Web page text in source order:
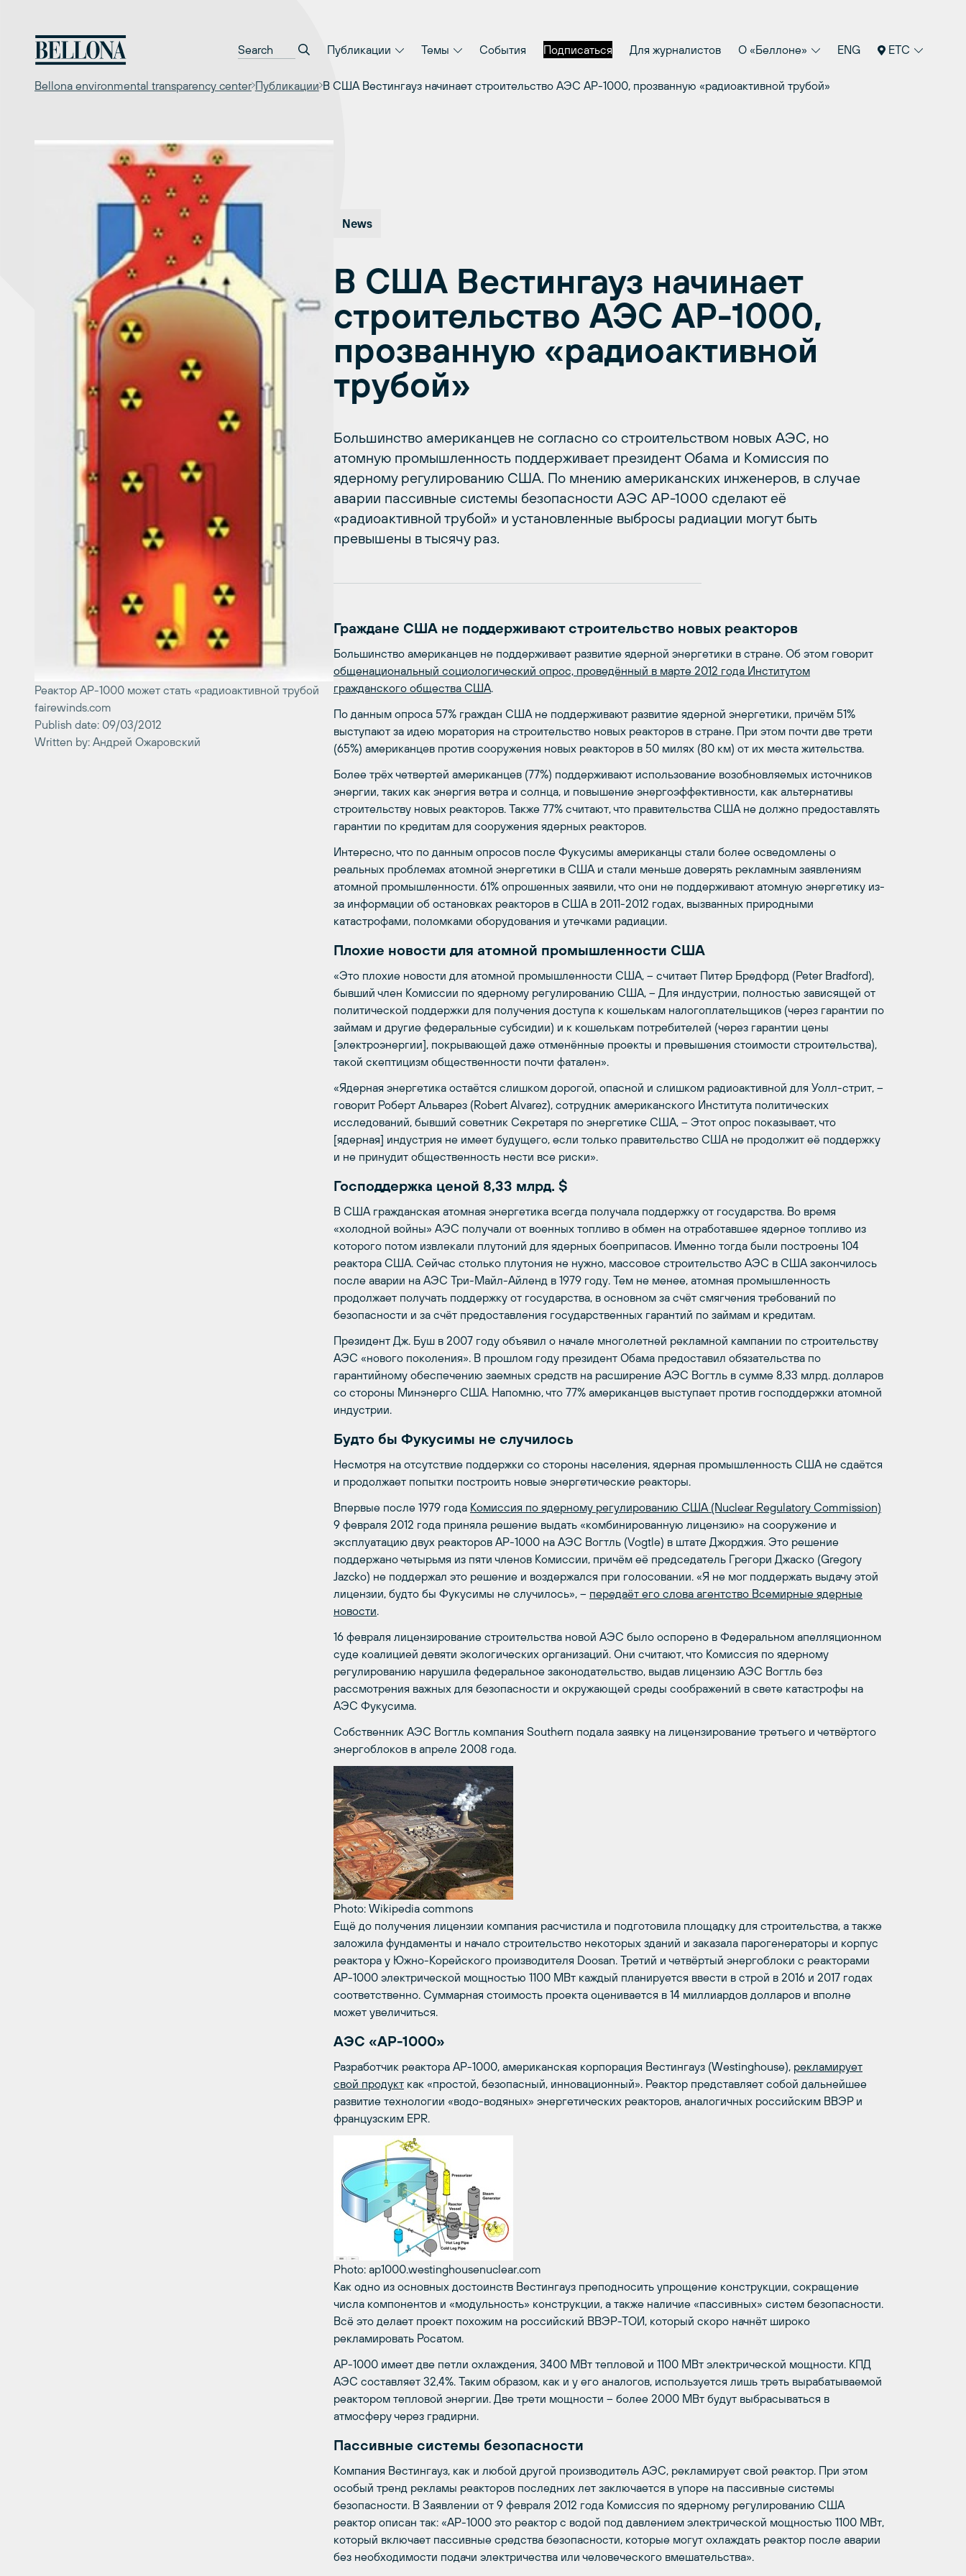
содержимому
Публикации Темы События Подписаться Для журналистов О «Беллоне» ENG ETC
Bellona environmental transparency center Публикации В США Вестингауз начинает строительство АЭС АР-1000, прозванную «радиоактивной трубой»
Реактор АР-1000 может стать «радиоактивной трубой
fairewinds.com
Publish date: 09/03/2012
Written by: Андрей Ожаровский
News
В США Вестингауз начинает
строительство АЭС АР-1000,
прозванную «радиоактивной
трубой»
Большинство американцев не согласно со строительством новых АЭС, но
атомную промышленность поддерживает президент Обама и Комиссия по
ядерному регулированию США. По мнению американских инженеров, в случае
аварии пассивные системы безопасности АЭС АР-1000 сделают её
«радиоактивной трубой» и установленные выбросы радиации могут быть
превышены в тысячу раз.
Граждане США не поддерживают строительство новых реакторов
Большинство американцев не поддерживает развитие ядерной энергетики в стране. Об этом говорит
общенациональный социологический опрос, проведённый в марте 2012 года Институтом
гражданского общества США.
По данным опроса 57% граждан США не поддерживают развитие ядерной энергетики, причём 51%
выступают за идею моратория на строительство новых реакторов в стране. При этом почти две трети
(65%) американцев против сооружения новых реакторов в 50 милях (80 км) от их места жительства.
Более трёх четвертей американцев (77%) поддерживают использование возобновляемых источников
энергии, таких как энергия ветра и солнца, и повышение энергоэффективности, как альтернативы
строительству новых реакторов. Также 77% считают, что правительства США не должно предоставлять
гарантии по кредитам для сооружения ядерных реакторов.
Интересно, что по данным опросов после Фукусимы американцы стали более осведомлены о
реальных проблемах атомной энергетики в США и стали меньше доверять рекламным заявлениям
атомной промышленности. 61% опрошенных заявили, что они не поддерживают атомную энергетику из-
за информации об остановках реакторов в США в 2011-2012 годах, вызванных природными
катастрофами, поломками оборудования и утечками радиации.
Плохие новости для атомной промышленности США
«Это плохие новости для атомной промышленности США, – считает Питер Бредфорд (Peter Bradford),
бывший член Комиссии по ядерному регулированию США, – Для индустрии, полностью зависящей от
политической поддержки для получения доступа к кошелькам налогоплательщиков (через гарантии по
займам и другие федеральные субсидии) и к кошелькам потребителей (через гарантии цены
[электроэнергии], покрывающей даже отменённые проекты и превышения стоимости строительства),
такой скептицизм общественности почти фатален».
«Ядерная энергетика остаётся слишком дорогой, опасной и слишком радиоактивной для Уолл-стрит, –
говорит Роберт Альварез (Robert Alvarez), сотрудник американского Института политических
исследований, бывший советник Секретаря по энергетике США, – Этот опрос показывает, что
[ядерная] индустрия не имеет будущего, если только правительство США не продолжит её поддержку
и не принудит общественность нести все риски».
Господдержка ценой 8,33 млрд. $
В США гражданская атомная энергетика всегда получала поддержку от государства. Во время
«холодной войны» АЭС получали от военных топливо в обмен на отработавшее ядерное топливо из
которого потом извлекали плутоний для ядерных боеприпасов. Именно тогда были построены 104
реактора США. Сейчас столько плутония не нужно, массовое строительство АЭС в США закончилось
после аварии на АЭС Три-Майл-Айленд в 1979 году. Тем не менее, атомная промышленность
продолжает получать поддержку от государства, в основном за счёт смягчения требований по
безопасности и за счёт предоставления государственных гарантий по займам и кредитам.
Президент Дж. Буш в 2007 году объявил о начале многолетней рекламной кампании по строительству
АЭС «нового поколения». В прошлом году президент Обама предоставил обязательства по
гарантийному обеспечению заемных средств на расширение АЭС Вогтль в сумме 8,33 млрд. долларов
со стороны Минэнерго США. Напомню, что 77% американцев выступает против господдержки атомной
индустрии.
Будто бы Фукусимы не случилось
Несмотря на отсутствие поддержки со стороны населения, ядерная промышленность США не сдаётся
и продолжает попытки построить новые энергетические реакторы.
Впервые после 1979 года Комиссия по ядерному регулированию США (Nuclear Regulatory Commission)
9 февраля 2012 года приняла решение выдать «комбинированную лицензию» на сооружение и
эксплуатацию двух реакторов AP-1000 на АЭС Вогтль (Vogtle) в штате Джорджия. Это решение
поддержано четырьмя из пяти членов Комиссии, причём её председатель Грегори Джаско (Gregory
Jazcko) не поддержал это решение и воздержался при голосовании. «Я не мог поддержать выдачу этой
лицензии, будто бы Фукусимы не случилось», – передаёт его слова агентство Всемирные ядерные
новости.
16 февраля лицензирование строительства новой АЭС было оспорено в Федеральном апелляционном
суде коалицией девяти экологических организаций. Они считают, что Комиссия по ядерному
регулированию нарушила федеральное законодательство, выдав лицензию АЭС Вогтль без
рассмотрения важных для безопасности и окружающей среды соображений в свете катастрофы на
АЭС Фукусима.
Собственник АЭС Вогтль компания Southern подала заявку на лицензирование третьего и четвёртого
энергоблоков в апреле 2008 года.
Photo: Wikipedia commons
Ещё до получения лицензии компания расчистила и подготовила площадку для строительства, а также
заложила фундаменты и начало строительство некоторых зданий и заказала парогенераторы и корпус
реактора у Южно-Корейского производителя Doosan. Третий и четвёртый энергоблоки с реакторами
AP-1000 электрической мощностью 1100 МВт каждый планируется ввести в строй в 2016 и 2017 годах
соответственно. Суммарная стоимость проекта оценивается в 14 миллиардов долларов и вполне
может увеличиться.
АЭС «АР-1000»
Разработчик реактора АР-1000, американская корпорация Вестингауз (Westinghouse), рекламирует
свой продукт как «простой, безопасный, инновационный». Реактор представляет собой дальнейшее
развитие технологии «водо-водяных» энергетических реакторов, аналогичных российским ВВЭР и
французским EPR.
Photo: ap1000.westinghousenuclear.com
Как одно из основных достоинств Вестингауз преподносить упрощение конструкции, сокращение
числа компонентов и «модульность» конструкции, а также наличие «пассивных» систем безопасности.
Всё это делает проект похожим на российский ВВЭР-ТОИ, который скоро начнёт широко
рекламировать Росатом.
АР-1000 имеет две петли охлаждения, 3400 МВт тепловой и 1100 МВт электрической мощности. КПД
АЭС составляет 32,4%. Таким образом, как и у его аналогов, используется лишь треть вырабатываемой
реактором тепловой энергии. Две трети мощности – более 2000 МВт будут выбрасываться в
атмосферу через градирни.
Пассивные системы безопасности
Компания Вестингауз, как и любой другой производитель АЭС, рекламирует свой реактор. При этом
особый тренд рекламы реакторов последних лет заключается в упоре на пассивные системы
безопасности. В Заявлении от 9 февраля 2012 года Комиссия по ядерному регулированию США
реактор описан так: «AP-1000 это реактор с водой под давлением электрической мощностью 1100 МВт,
который включает пассивные средства безопасности, которые могут охлаждать реактор после аварии
без необходимости подачи электричества или человеческого вмешательства».